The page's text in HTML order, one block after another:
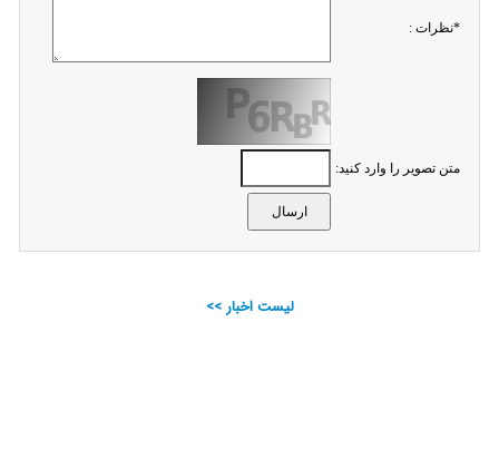
*نظرات :
متن تصویر را وارد کنید:
لیست اخبار >>